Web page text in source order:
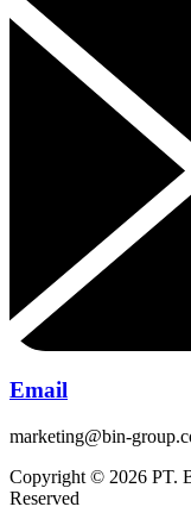
Email
marketing@bin-
Copyright © 2026 PT.
Reserved